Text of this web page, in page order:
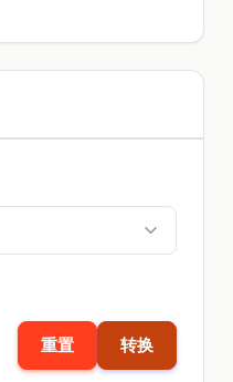
重置 转换